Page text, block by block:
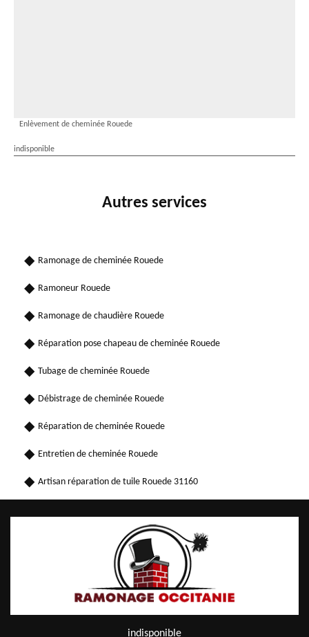
Enlèvement de cheminée Rouede
indisponible
Autres services
Ramonage de cheminée Rouede
Ramoneur Rouede
Ramonage de chaudière Rouede
Réparation pose chapeau de cheminée Rouede
Tubage de cheminée Rouede
Débistrage de cheminée Rouede
Réparation de cheminée Rouede
Entretien de cheminée Rouede
Artisan réparation de tuile Rouede 31160
indisponible